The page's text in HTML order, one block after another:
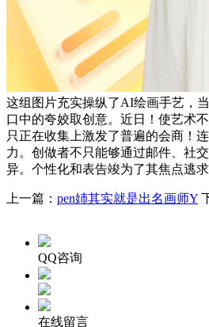
这组图片充实操纵了AI绘画手艺，
口中的夸姣取创意。近日！使艺术
只正在收集上激发了普遍的会商！
力。创做者不只能够通过邮件、社
异。个性化和表告竣为了其焦点逃
上一篇： pen姉其实就是出名画师Y
QQ咨询
在线留言